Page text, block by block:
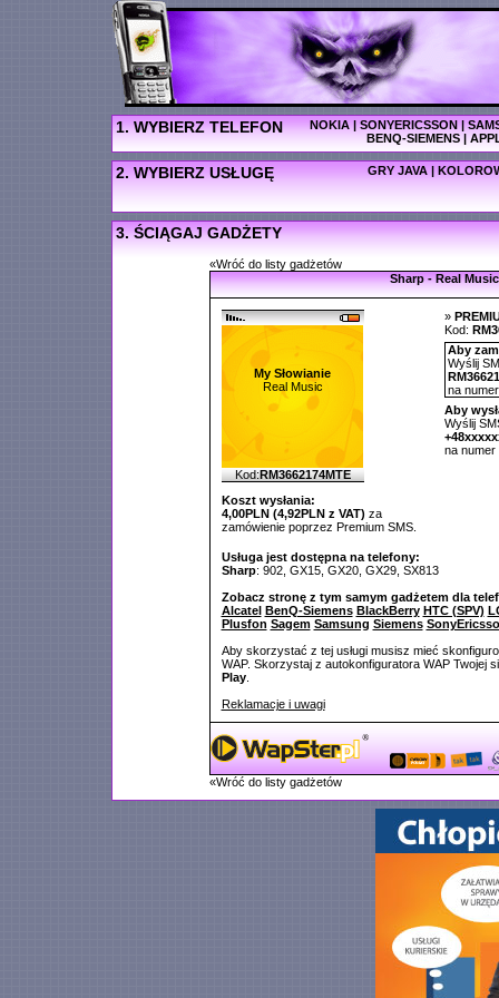
1. WYBIERZ TELEFON NOKIA|SONYERICSSON|
BENQ-SIEMENS|
2. WYBIERZ USŁUGĘ GRY JAVA |
3. ŚCIĄGAJ GADŻETY
«Wróć do listy gadżetów
Sharp - Real Music
My Słowianie
Real Music
Kod:RM3662174MTE
Koszt wysłania:
4,00PLN (4,92PLN z VAT) za
zamówienie poprzez Premium SMS.
»
Kod:
Aby
Wyślij
na
Aby
Wyślij
na numer
Usługa jest dostępna na telefony:
Sharp: 902, GX15, GX20, GX29, SX813
Zobacz stronę z tym samym gadżetem dla
Alcatel BenQ-Siemens BlackBerry HTC (SPV)
Plusfon Sagem Samsung Siemens
Aby skorzystać z tej usługi musisz mieć
WAP. Skorzystaj z autokonfiguratora WAP Twojej
Play.
Reklamacje i uwagi
«Wróć do listy gadżetów